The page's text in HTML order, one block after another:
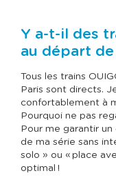
Y a-t-il des
au départ de
Tous les trains
Paris sont directs.
confortablement à
Pourquoi ne pas
Pour me garantir
de ma série sans
solo » ou « place
optimal !